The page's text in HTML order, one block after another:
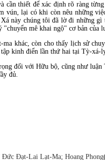
cần thiết để xác định rõ ràng
vún, lại có khi còn nêu những
này chúng tôi đã lờ đi những
mê khai ngộ" cơ bản
khác, còn cho thấy lịch sử
kinh điển lần thứ hai tại Tỳ-xá-
đối với Hữu bộ, cũng như
đủ.
Đạt-Lai Lạt-Ma; Hoang Phong